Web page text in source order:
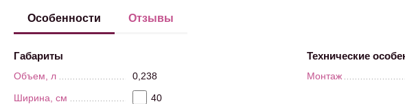
Особенности Отзывы
Габариты
Объем, л
0,238
Ширина, см
40
Технические
Монтаж